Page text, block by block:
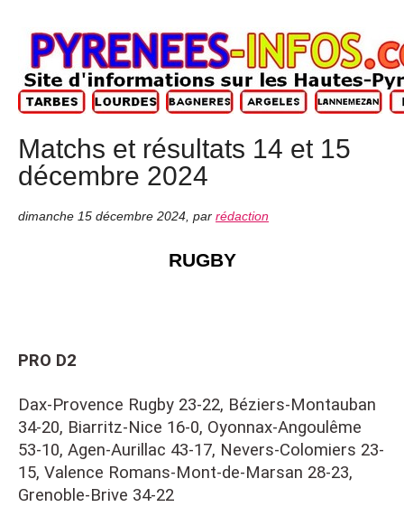
Matchs et résultats 14 et 15
décembre 2024
dimanche 15 décembre 2024 par rédaction
RUGBY
PRO D2
Dax-Provence Rugby 23-22, Béziers-Montauban
34-20, Biarritz-Nice 16-0, Oyonnax-Angoulême
53-10, Agen-Aurillac 43-17, Nevers-Colomiers 23-
15, Valence Romans-Mont-de-Marsan 28-23,
Grenoble-Brive 34-22